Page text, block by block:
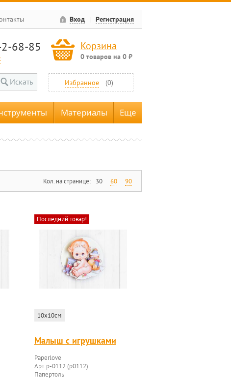
Вход Регистрация
68-85 Корзина
0 товаров на 0 ₽
Искать Избранное (0)
Материалы Еще
Кол. на странице: 30 60 90
Последний товар!
10x10см
Малыш с игрушками
Paperlove
Арт. p-0112 (p0112)
Папертоль